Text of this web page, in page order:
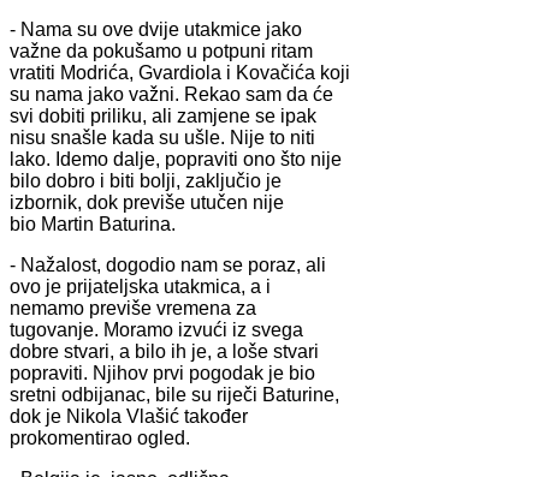
- Nama su ove dvije utakmice jako
važne da pokušamo u potpuni ritam
vratiti Modrića, Gvardiola i Kovačića koji
su nama jako važni. Rekao sam da će
svi dobiti priliku, ali zamjene se ipak
nisu snašle kada su ušle. Nije to niti
lako. Idemo dalje, popraviti ono što nije
bilo dobro i biti bolji, zaključio je
izbornik, dok previše utučen nije
bio Martin Baturina.
- Nažalost, dogodio nam se poraz, ali
ovo je prijateljska utakmica, a i
nemamo previše vremena za
tugovanje. Moramo izvući iz svega
dobre stvari, a bilo ih je, a loše stvari
popraviti. Njihov prvi pogodak je bio
sretni odbijanac, bile su riječi Baturine,
dok je Nikola Vlašić također
prokomentirao ogled.